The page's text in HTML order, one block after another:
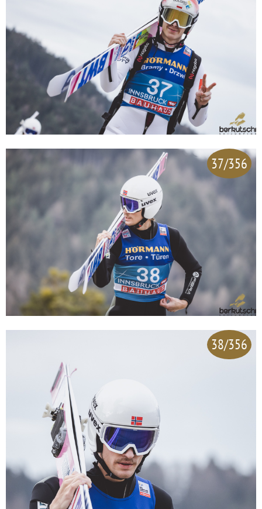
37/356
38/356